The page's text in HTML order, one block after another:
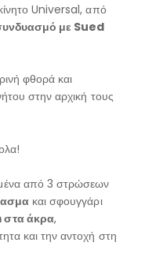
Universal, από
με Sued
φθορά και
στην αρχική τους
από 3 στρώσεων
και σφουγγάρι
άκρα,
και την αντοχή στη